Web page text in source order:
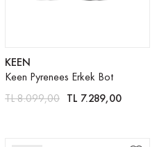
KEEN
Keen Pyrenees Erkek Bot
TL 7.289,00
TL 8.099,00